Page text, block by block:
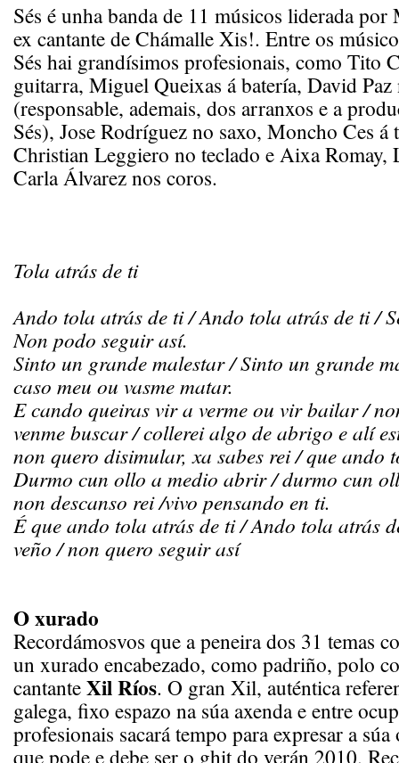
Sés é unha banda de 11 músicos liderada
ex cantante de Chámalle Xis!. Entre os
Sés hai grandísimos profesionais, como Tito
guitarra, Miguel Queixas á batería, David
(responsable, ademais, dos arranxos e a
Sés), Jose Rodríguez no saxo, Moncho Ces á
Christian Leggiero no teclado e Aixa Romay,
Carla Álvarez nos coros.
Tola atrás de ti
Ando tola atrás de ti / Ando tola atrás de ti /
Non podo seguir así.
Sinto un grande malestar / Sinto un grande
caso meu ou vasme matar.
E cando queiras vir a verme ou vir bailar /
venme buscar / collerei algo de abrigo e alí
non quero disimular, xa sabes rei / que ando
Durmo cun ollo a medio abrir / durmo cun
non descanso rei /vivo pensando en ti.
É que ando tola atrás de ti / Ando tola atrás
veño / non quero seguir así
O xurado
Recordámosvos que a peneira dos 31 temas
un xurado encabezado, como padriño, polo
cantanteXil Ríos. O gran Xil, auténtica
galega, fixo espazo na súa axenda e entre
profesionais sacará tempo para expresar a
que pode e debe ser o ghit do verán 2010.